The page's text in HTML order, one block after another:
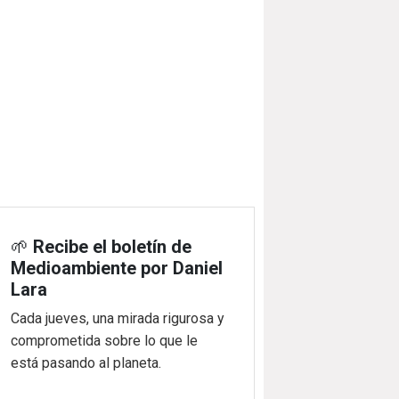
🌱 Recibe el boletín de
Medioambiente por Daniel
Lara
Cada jueves, una mirada rigurosa y
comprometida sobre lo que le
está pasando al planeta.